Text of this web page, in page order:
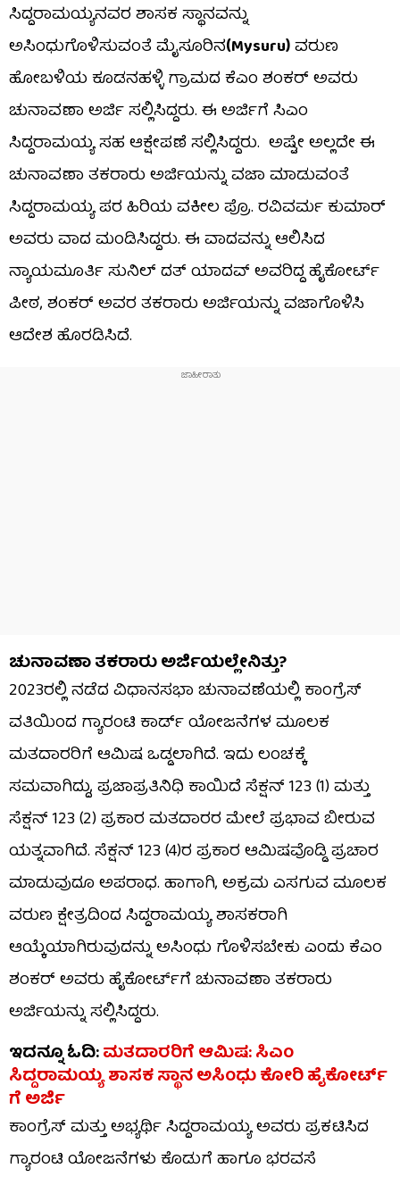
ಸಿದ್ದರಾಮಯ್ಯನವರ ಶಾಸಕ ಸ್ಥಾನವನ್ನು
ಅಸಿಂಧುಗೊಳಿಸುವಂತೆ ಮೈಸೂರಿನ(Mysuru)ವರುಣ
ಹೋಬಳಿಯ ಕೂಡನಹಳ್ಳಿ ಗ್ರಾಮದ ಕೆಎಂ ಶಂಕರ್‌ ಅವರು
ಚುನಾವಣಾ ಅರ್ಜಿ ಸಲ್ಲಿಸಿದ್ದರು. ಈ ಅರ್ಜಿಗೆ ಸಿಎಂ
ಸಿದ್ದರಾಮಯ್ಯ ಸಹ ಆಕ್ಷೇಪಣೆ ಸಲ್ಲಿಸಿದ್ದರು. ಅಷ್ಟೇ ಅಲ್ಲದೇ ಈ
ಚುನಾವಣಾ ತಕರಾರು ಅರ್ಜಿಯನ್ನು ವಜಾ ಮಾಡುವಂತೆ
ಸಿದ್ದರಾಮಯ್ಯ ಪರ ಹಿರಿಯ ವಕೀಲ ಪ್ರೊ. ರವಿವರ್ಮ ಕುಮಾರ್
ಅವರು ವಾದ ಮಂಡಿಸಿದ್ದರು. ಈ ವಾದವನ್ನು ಆಲಿಸಿದ
ನ್ಯಾಯಮೂರ್ತಿ ಸುನಿಲ್ ದತ್ ಯಾದವ್ ಅವರಿದ್ದ ಹೈಕೋರ್ಟ್
ಪೀಠ, ಶಂಕರ್‌ ಅವರ ತಕರಾರು ಅರ್ಜಿಯನ್ನು ವಜಾಗೊಳಿಸಿ
ಆದೇಶ ಹೊರಡಿಸಿದೆ.
ಚುನಾವಣಾ ತಕರಾರು ಅರ್ಜಿಯಲ್ಲೇನಿತ್ತು?
2023ರಲ್ಲಿ ನಡೆದ ವಿಧಾನಸಭಾ ಚುನಾವಣೆಯಲ್ಲಿ ಕಾಂಗ್ರೆಸ್‌
ವತಿಯಿಂದ ಗ್ಯಾರಂಟಿ ಕಾರ್ಡ್‌ ಯೋಜನೆಗಳ ಮೂಲಕ
ಮತದಾರರಿಗೆ ಆಮಿಷ ಒಡ್ಡಲಾಗಿದೆ. ಇದು ಲಂಚಕ್ಕೆ
ಸಮವಾಗಿದ್ದು, ಪ್ರಜಾಪ್ರತಿನಿಧಿ ಕಾಯಿದೆ ಸೆಕ್ಷನ್‌ 123 (1) ಮತ್ತು
ಸೆಕ್ಷನ್‌ 123 (2) ಪ್ರಕಾರ ಮತದಾರರ ಮೇಲೆ ಪ್ರಭಾವ ಬೀರುವ
ಯತ್ನವಾಗಿದೆ. ಸೆಕ್ಷನ್‌ 123 (4)ರ ಪ್ರಕಾರ ಆಮಿಷವೊಡ್ಡಿ ಪ್ರಚಾರ
ಮಾಡುವುದೂ ಅಪರಾಧ. ಹಾಗಾಗಿ, ಅಕ್ರಮ ಎಸಗುವ ಮೂಲಕ
ವರುಣ ಕ್ಷೇತ್ರದಿಂದ ಸಿದ್ದರಾಮಯ್ಯ ಶಾಸಕರಾಗಿ
ಆಯ್ಕೆಯಾಗಿರುವುದನ್ನು ಅಸಿಂಧು ಗೊಳಿಸಬೇಕು ಎಂದು ಕೆಎಂ
ಶಂಕರ್‌ ಅವರು ಹೈಕೋರ್ಟ್​ಗೆ ಚುನಾವಣಾ ತಕರಾರು
ಅರ್ಜಿಯನ್ನು ಸಲ್ಲಿಸಿದ್ದರು.
ಇದನ್ನೂ ಓದಿ:ಮತದಾರರಿಗೆ ಆಮಿಷ: ಸಿಎಂ
ಸಿದ್ದರಾಮಯ್ಯ ಶಾಸಕ ಸ್ಥಾನ ಅಸಿಂಧು ಕೋರಿ ಹೈಕೋರ್ಟ್​​
ಗೆ ಅರ್ಜಿ
ಕಾಂಗ್ರೆಸ್‌ ಮತ್ತು ಅಭ್ಯರ್ಥಿ ಸಿದ್ದರಾಮಯ್ಯ ಅವರು ಪ್ರಕಟಿಸಿದ
ಗ್ಯಾರಂಟಿ ಯೋಜನೆಗಳು ಕೊಡುಗೆ ಹಾಗೂ ಭರವಸೆ